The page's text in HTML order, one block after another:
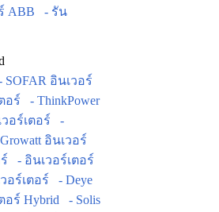
ABB
- รัน
SOFAR อินเวอร์
อร์
- ThinkPower
อร์เตอร์
-
อินเวอร์
- อินเวอร์เตอร์
อร์เตอร์
- Deye
อร์ Hybrid
- Solis